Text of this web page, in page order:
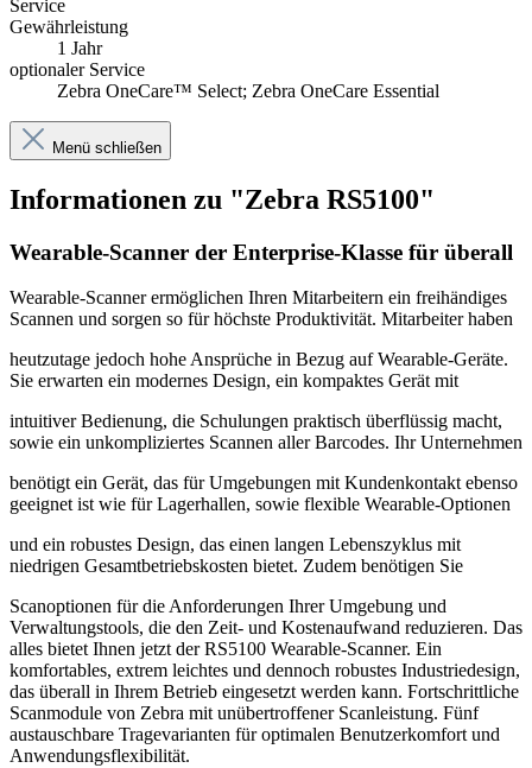
Service
Gewährleistung
1 Jahr
optionaler Service
Zebra OneCare™ Select; Zebra OneCare Essential
Menü schließen
Informationen zu "Zebra RS5100"
Wearable-Scanner der Enterprise-Klasse für überall
Wearable-Scanner ermöglichen Ihren Mitarbeitern ein freihändiges
Scannen und sorgen so für höchste Produktivität. Mitarbeiter haben
heutzutage jedoch hohe Ansprüche in Bezug auf Wearable-Geräte.
Sie erwarten ein modernes Design, ein kompaktes Gerät mit
intuitiver Bedienung, die Schulungen praktisch überflüssig macht,
sowie ein unkompliziertes Scannen aller Barcodes. Ihr Unternehmen
benötigt ein Gerät, das für Umgebungen mit Kundenkontakt ebenso
geeignet ist wie für Lagerhallen, sowie flexible Wearable-Optionen
und ein robustes Design, das einen langen Lebenszyklus mit
niedrigen Gesamtbetriebskosten bietet. Zudem benötigen Sie
Scanoptionen für die Anforderungen Ihrer Umgebung und
Verwaltungstools, die den Zeit- und Kostenaufwand reduzieren. Das
alles bietet Ihnen jetzt der RS5100 Wearable-Scanner. Ein
komfortables, extrem leichtes und dennoch robustes Industriedesign,
das überall in Ihrem Betrieb eingesetzt werden kann. Fortschrittliche
Scanmodule von Zebra mit unübertroffener Scanleistung. Fünf
austauschbare Tragevarianten für optimalen Benutzerkomfort und
Anwendungsflexibilität.